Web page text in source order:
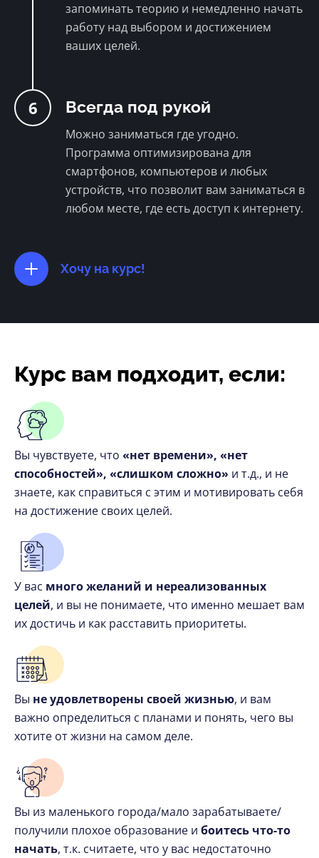
запоминать теорию и немедленно начать
работу над выбором и достижением
ваших целей.
6 Всегда под рукой
Можно заниматься где угодно.
Программа оптимизирована для
смартфонов, компьютеров и любых
устройств, что позволит вам заниматься в
любом месте, где есть доступ к интернету.
Хочу на курс!
Курс вам подходит, если:
Вы чувствуете, что «нет времени», «нет
способностей», «слишком сложно» и т.д., и не
знаете, как справиться с этим и мотивировать себя
на достижение своих целей.
У вас много желаний и нереализованных
целей, и вы не понимаете, что именно мешает вам
их достичь и как расставить приоритеты.
Вы не удовлетворены своей жизнью, и вам
важно определиться с планами и понять, чего вы
хотите от жизни на самом деле.
Вы из маленького города/мало зарабатываете/
получили плохое образование и боитесь что-то
начать, т.к. считаете, что у вас недостаточно